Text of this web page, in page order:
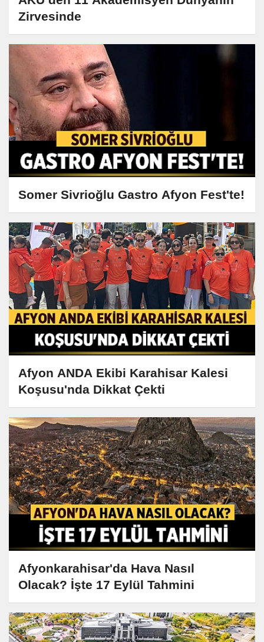
Zirvesinde
Somer Sivrioğlu Gastro Afyon Fest'te!
Afyon ANDA Ekibi Karahisar Kalesi
Koşusu'nda Dikkat Çekti
Afyonkarahisar'da Hava Nasıl
Olacak? İşte 17 Eylül Tahmini